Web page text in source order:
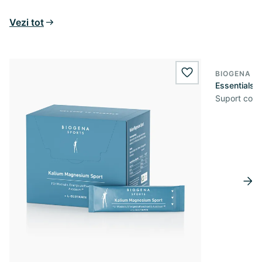
Vezi tot
wishlist.add
BIOGENA
Essentials
Suport